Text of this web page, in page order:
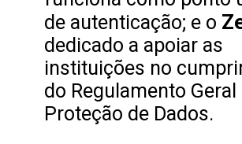
de autenticação; e o
dedicado a apoiar as
instituições no
do Regulamento Geral
Proteção de Dados.